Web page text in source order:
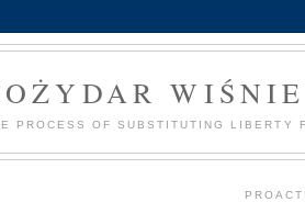
PROCESS OF SUBSTITUTING LIBERTY